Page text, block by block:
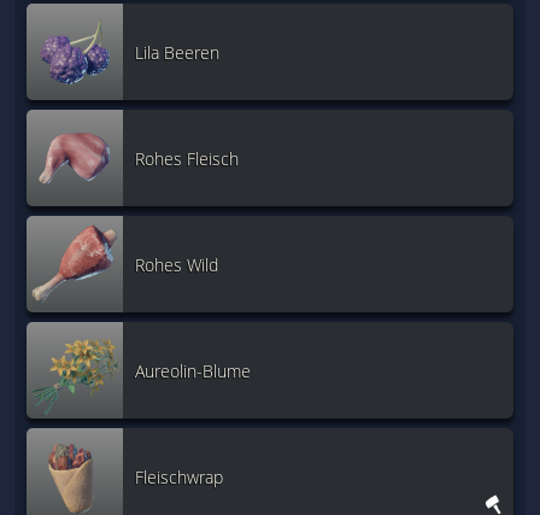
Lila Beeren
Rohes Fleisch
Rohes Wild
Aureolin-Blume
Fleischwrap